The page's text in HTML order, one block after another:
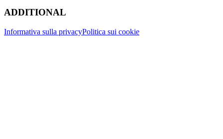
ADDITIONAL
Informativa sulla privacyPolitica sui cookie